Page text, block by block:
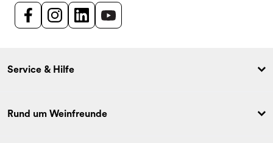
Service & Hilfe
Rund um Weinfreunde